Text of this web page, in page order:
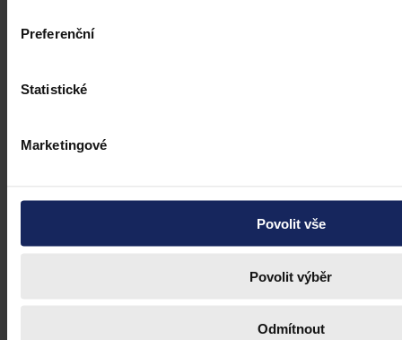
Preferenční
Statistické
Marketingové
Povolit vše
Povolit výběr
Odmítnout